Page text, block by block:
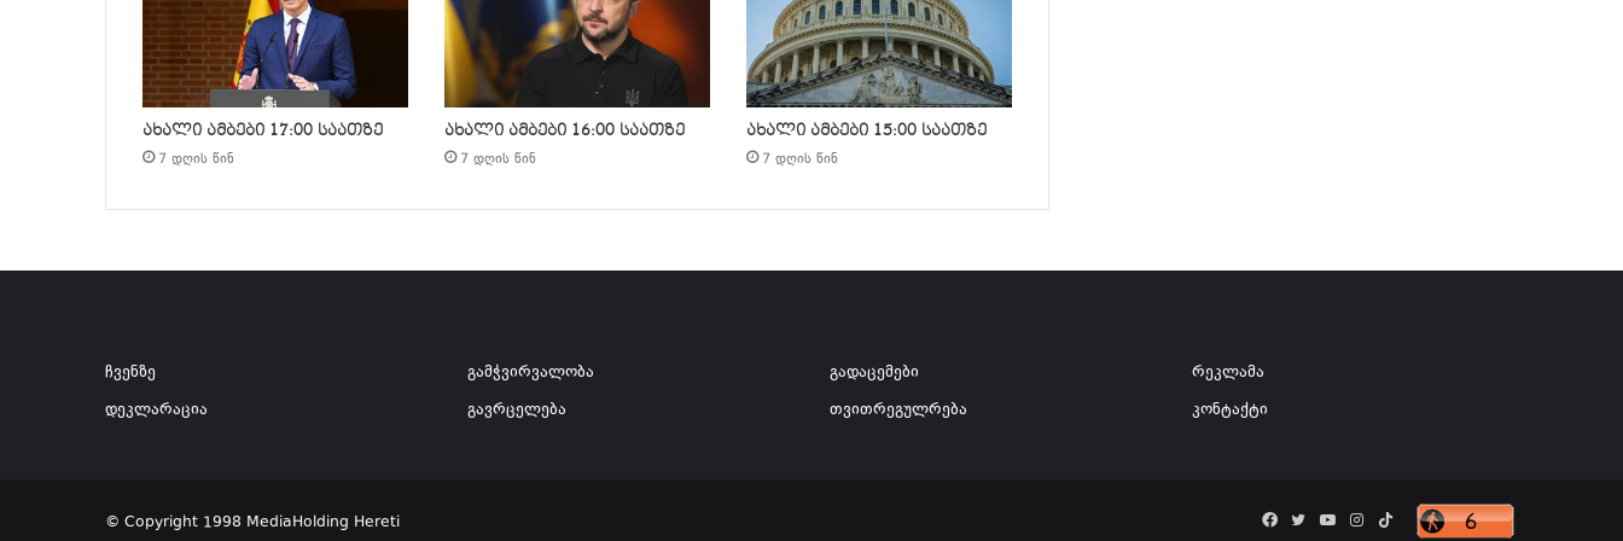
ახალი ამბები 17:00 საათზე
7 დღის წინ
ახალი ამბები 16:00 საათზე
7 დღის წინ
ახალი ამბები 15:00 საათზე
7 დღის წინ
ჩვენზე
დეკლარაცია
გამჭვირვალობა
გავრცელება
გადაცემები
თვითრეგულრება
რეკლამა
კონტაქტი
© Copyright 1998 MediaHolding Hereti FacebookTwitterYouTubeInstagram
TikTok